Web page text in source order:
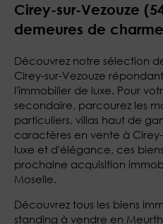
Cirey-sur-Vezouze
demeures de
Découvrez notre sélection
Cirey-sur-Vezouze
l'immobilier de luxe. Pour
secondaire, parcourez les
particuliers, villas haut de
caractères en vente à
luxe et d'élégance, ces
prochaine acquisition
Moselle.
Découvrez tous les biens
standing à vendre en